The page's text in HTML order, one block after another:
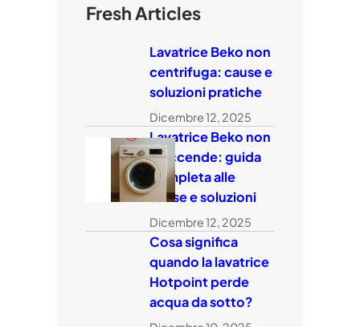
Fresh Articles
Lavatrice Beko non
centrifuga: cause e
soluzioni pratiche
Dicembre 12, 2025
Lavatrice Beko non
si accende: guida
completa alle
cause e soluzioni
Dicembre 12, 2025
Cosa significa
quando la lavatrice
Hotpoint perde
acqua da sotto?